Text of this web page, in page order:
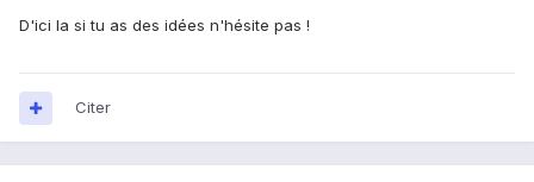
D'ici la si tu as des idées n'hésite pas !
Citer